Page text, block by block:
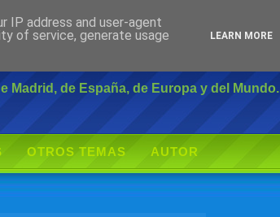
Madrid, de España, de Europa y del Mundo.
OTROS TEMAS AUTOR
IP address and user-agent
of service, generate usage
LEARN MORE